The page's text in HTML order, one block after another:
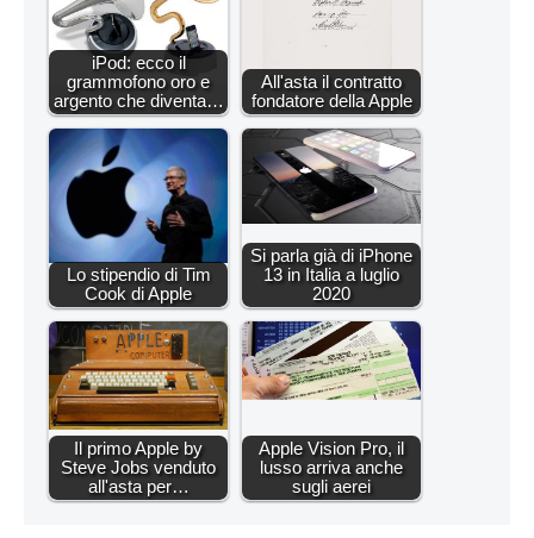
iPod: ecco il
grammofono oro e
argento che diventa…
All'asta il contratto
fondatore della Apple
Lo stipendio di Tim
Cook di Apple
Si parla già di iPhone
13 in Italia a luglio
2020
Il primo Apple by
Steve Jobs venduto
all'asta per…
Apple Vision Pro, il
lusso arriva anche
sugli aerei